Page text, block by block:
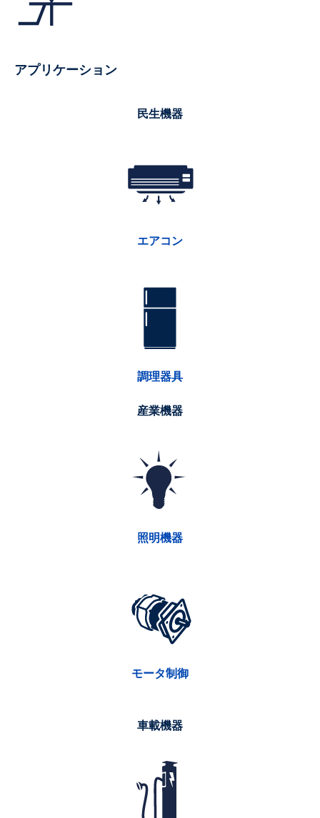
アプリケーション
民生機器
エアコン
調理器具
産業機器
照明機器
モータ制御
車載機器